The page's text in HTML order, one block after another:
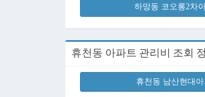
하망동 코오롱2차
휴천동 아파트 관리비 조회
휴천동 남산현대